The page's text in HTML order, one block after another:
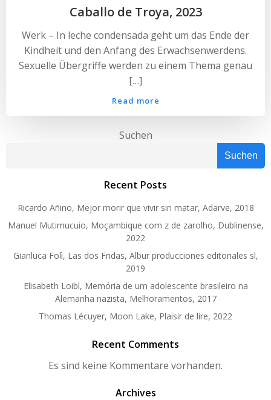
Caballo de Troya, 2023
Werk – In leche condensada geht um das Ende der
Kindheit und den Anfang des Erwachsenwerdens.
Sexuelle Übergriffe werden zu einem Thema genau
[…]
Read more
Suchen
Suchen
Recent Posts
Ricardo Añino, Mejor morir que vivir sin matar, Adarve, 2018
Manuel Mutimucuio, Moçambique com z de zarolho, Dublinense,
2022
Gianluca Folì, Las dos Fridas, Albur producciones editoriales sl,
2019
Elisabeth Loibl, Memória de um adolescente brasileiro na
Alemanha nazista, Melhoramentos, 2017
Thomas Lécuyer, Moon Lake, Plaisir de lire, 2022
Recent Comments
Es sind keine Kommentare vorhanden.
Archives